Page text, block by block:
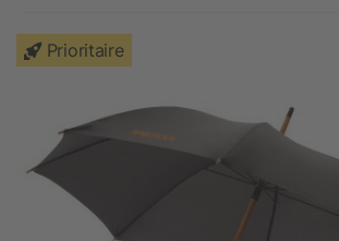
Prioritaire